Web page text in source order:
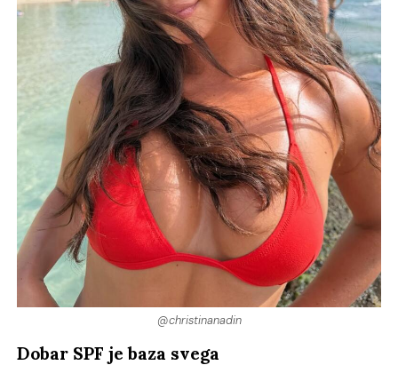
@christinanadin
Dobar SPF je baza svega